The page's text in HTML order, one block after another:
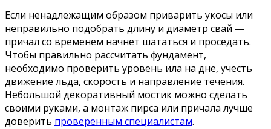
Если ненадлежащим образом приварить укосы или
неправильно подобрать длину и диаметр свай —
причал со временем начнет шататься и проседать.
Чтобы правильно рассчитать фундамент,
необходимо проверить уровень ила на дне, учесть
движение льда, скорость и направление течения.
Небольшой декоративный мостик можно сделать
своими руками, а монтаж пирса или причала лучше
доверить проверенным специалистам.